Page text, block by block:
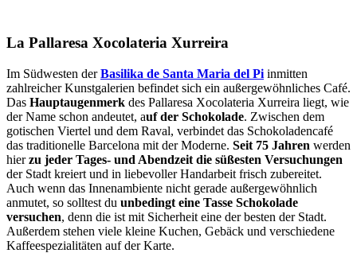
La Pallaresa Xocolateria Xurreira
Im Südwesten derBasilika de Santa Maria del Pi inmitten
zahlreicher Kunstgalerien befindet sich ein außergewöhnliches Café.
Das Hauptaugenmerk des Pallaresa Xocolateria Xurreira liegt, wie
der Name schon andeutet, auf der Schokolade. Zwischen dem
gotischen Viertel und dem Raval, verbindet das Schokoladencafé
das traditionelle Barcelona mit der Moderne. Seit 75 Jahren werden
hierzu jeder Tages- und Abendzeit die süßesten Versuchungen
der Stadt kreiert und in liebevoller Handarbeit frisch zubereitet.
Auch wenn das Innenambiente nicht gerade außergewöhnlich
anmutet, so solltest du unbedingt eine Tasse Schokolade
versuchen, denn die ist mit Sicherheit eine der besten der Stadt.
Außerdem stehen viele kleine Kuchen, Gebäck und verschiedene
Kaffeespezialitäten auf der Karte.